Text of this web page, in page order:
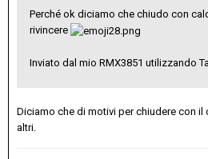
Perché ok diciamo che chiudo con
rivincere
Inviato dal mio RMX3851 utilizzando
Diciamo che di motivi per chiudere con
altri.